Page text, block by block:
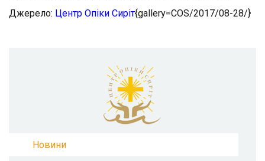
Джерело: Центр Опіки Сиріт{gallery=COS/2017/08-28/}
Новини